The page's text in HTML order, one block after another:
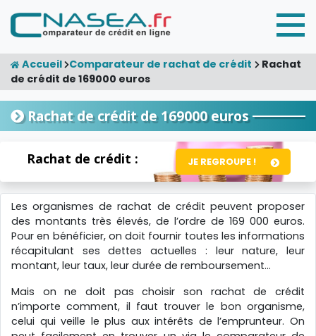
Accueil Comparateur de rachat de crédit
Rachat
de crédit de 169000 euros
Rachat de crédit de 169000 euros
Rachat de crédit : JE REGROUPE !
Les organismes de rachat de crédit peuvent proposer
des montants très élevés, de l’ordre de 169 000 euros.
Pour en bénéficier, on doit fournir toutes les informations
récapitulant ses dettes actuelles : leur nature, leur
montant, leur taux, leur durée de remboursement…
Mais on ne doit pas choisir son rachat de crédit
n’importe comment, il faut trouver le bon organisme,
celui qui veille le plus aux intérêts de l’emprunteur. On